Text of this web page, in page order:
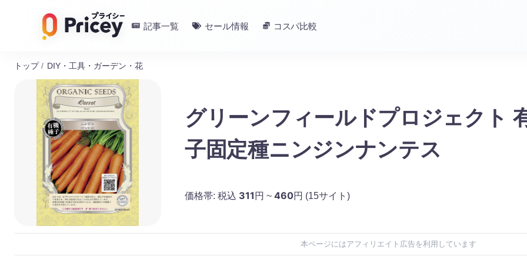
記事一覧 セール情報 コスパ比較
トップ / DIY・工具・ガーデン・花
グリーンフィールドプロジェクト
子固定種ニンジンナンテス
価格帯: 税込 311 円 ~ 460円 (15サイト)
本ページにはアフィリエイト広告を利用しています